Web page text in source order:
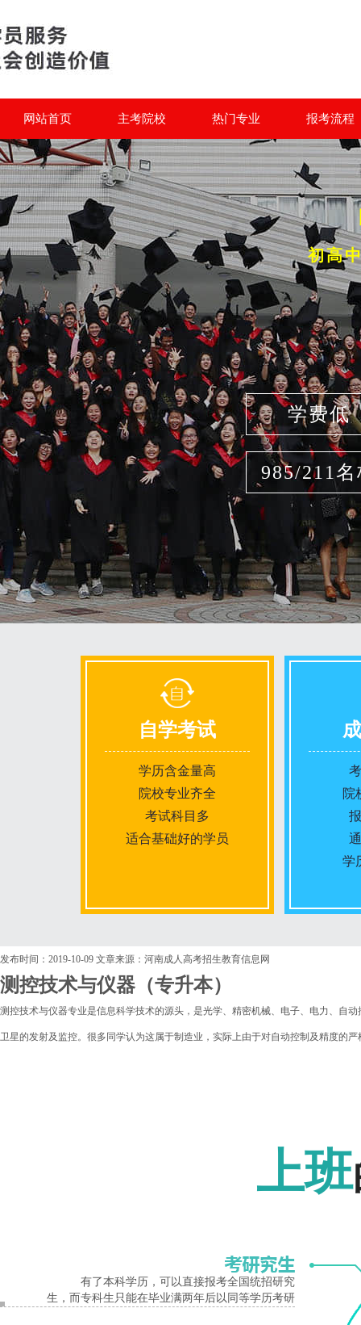
网站首页 主考院校 热门专业 报考流程
初高
学费低
985/211名
自学考试
学历含金量高
院校专业齐全
考试科目多
适合基础好的学员
报名条件
入学考试
院
学
发布时间：2019-10-09 文章来源：河南成人高考招生教育信息网
测控技术与仪器（专升本）
测控技术与仪器专业是信息科学技术的源头，是光学、精密机械、电子、电力、自
卫星的发射及监控。很多同学认为这属于制造业，实际上由于对自动控制及精度的
本专业培养掌握测量与控制理论知
各部门从事现代测控系统设
上班
有了本科学历，可以直接报考全国统招研究
生，而专科生只能在毕业满两年后以同等学历考研